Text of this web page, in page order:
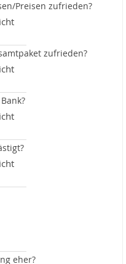
Preisen zufrieden?
zufrieden?
eher?